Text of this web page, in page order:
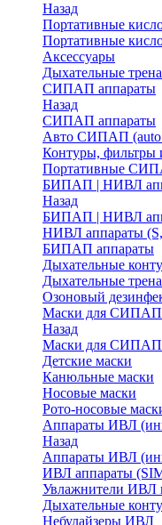
Назад
Портативные
Портативные
Аксессуары
Дыхательные
СИПАП аппараты
Назад
СИПАП аппараты
Aвто СИПАП (auto
Контуры, фильтры
Портативные
БИПАП | НИВЛ
Назад
БИПАП | НИВЛ
НИВЛ аппараты
БИПАП аппараты
Дыхательные
Дыхательные
Озоновый
Маски для
Назад
Маски для
Детские маски
Канюльные маски
Носовые маски
Рото-носовые
Аппараты ИВЛ
Назад
Аппараты ИВЛ
ИВЛ аппараты
Увлажнители ИВЛ
Дыхательные
Небулайзеры ИВЛ